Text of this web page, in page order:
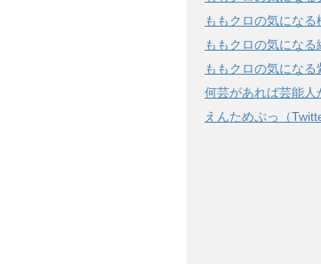
ももクロの気になる
ももクロの気になる
ももクロの気になる
何芸があれば芸能人
えんためぷっ（